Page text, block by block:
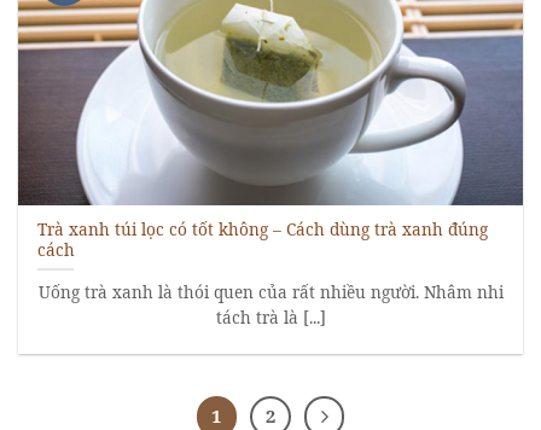
Trà xanh túi lọc có tốt không – Cách dùng trà xanh đúng
cách
Uống trà xanh là thói quen của rất nhiều người. Nhâm nhi
tách trà là [...]
1 2